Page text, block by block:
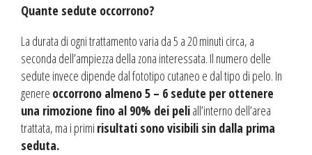
Quante sedute occorrono?
La durata di ogni trattamento varia da 5 a 20 minuti circa, a
seconda dell’ampiezza della zona interessata. Il numero delle
sedute invece dipende dal fototipo cutaneo e dal tipo di pelo. In
genere occorrono almeno 5 – 6 sedute per ottenere
una rimozione fino al 90% dei peliall’interno dell’area
trattata, ma i primi risultati sono visibili sin dalla prima
seduta.